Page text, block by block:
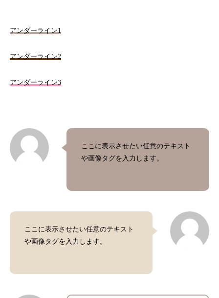
アンダーライン1
アンダーライン2
アンダーライン3
ここに表示させたい任意のテキスト
や画像タグを入力します。
ここに表示させたい任意のテキスト
や画像タグを入力します。